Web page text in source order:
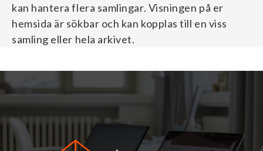
kan hantera flera samlingar. Visningen på er
hemsida är sökbar och kan kopplas till en viss
samling eller hela arkivet.